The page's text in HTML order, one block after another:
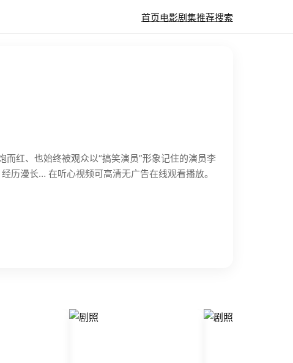
首页电影剧集推荐搜索
红、也始终被观众以“搞笑演员”形象记住的演员李
历漫长… 在听心视频可高清无广告在线观看播放。